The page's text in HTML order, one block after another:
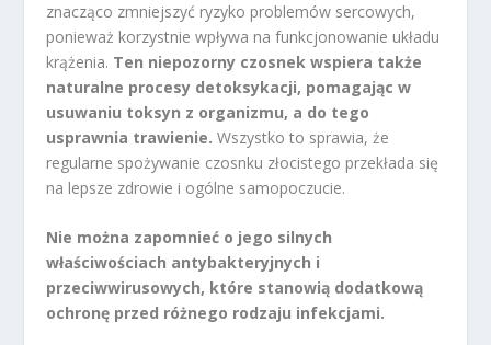
znacząco zmniejszyć ryzyko problemów sercowych,
ponieważ korzystnie wpływa na funkcjonowanie układu
krążenia. Ten niepozorny czosnek wspiera także
naturalne procesy detoksykacji, pomagając w
usuwaniu toksyn z organizmu, a do tego
usprawnia trawienie. Wszystko to sprawia, że
regularne spożywanie czosnku złocistego przekłada się
na lepsze zdrowie i ogólne samopoczucie.
Nie można zapomnieć o jego silnych
właściwościach antybakteryjnych i
przeciwwirusowych, które stanowią dodatkową
ochronę przed różnego rodzaju infekcjami.